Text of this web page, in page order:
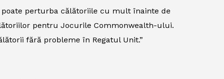
perturba călătoriile cu mult înainte de
pentru Jocurile Commonwealth-ului.
fără probleme în Regatul Unit.”